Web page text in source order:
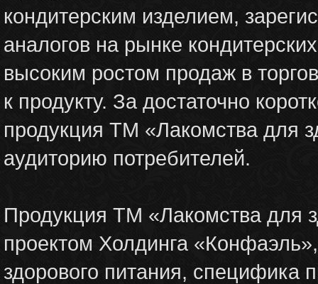
кондитерским изделием,
аналогов на рынке
высоким ростом продаж в
к продукту. За достаточно
продукция ТМ «Лакомства для
аудиторию потребителей.
Продукция ТМ «Лакомства для
проектом Холдинга
здорового питания, специфика